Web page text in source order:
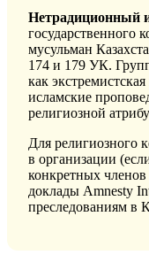
Нетрадиционный
государственного
мусульман
174 и 179 УК.
как
исламские
религиозной
Для религиозного
в организации
конкретных
доклады Amnesty
преследованиям в